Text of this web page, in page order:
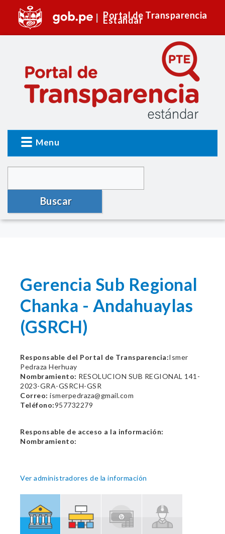
Portal de Transparencia
Estándar
Menu
Buscar
Gerencia Sub Regional
Chanka - Andahuaylas
(GSRCH)
Responsable del Portal de Transparencia:Ismer
Pedraza Herhuay
Nombramiento: RESOLUCION SUB REGIONAL 141-
2023-GRA-GSRCH-GSR
Correo: ismerpedraza@gmail.com
Teléfono:957732279
Responsable de acceso a la información:
Nombramiento:
Ver administradores de la información